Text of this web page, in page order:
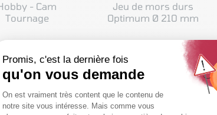
- Cam
Tournage
€ HT
986,21 € TTC
Jeu de mors durs
Optimum Ø 210 mm
Nous consulter